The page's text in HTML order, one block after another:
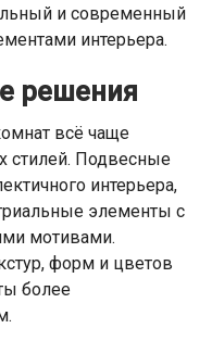
и современный
интерьера.
решения
всё чаще
стилей. Подвесные
интерьера,
элементы с
мотивами.
форм и цветов
более